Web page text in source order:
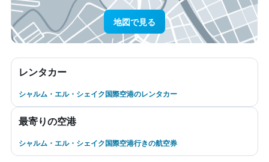
地図で見る
レンタカー
シャルム・エル・シェイク国際空港のレンタカー
最寄りの空港
シャルム・エル・シェイク国際空港行きの航空券